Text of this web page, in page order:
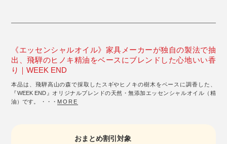
《エッセンシャルオイル》家具メーカーが独自の製法で抽
出、飛騨のヒノキ精油をベースにブレンドした心地いい香
り｜WEEK END
本品は、飛騨高山の森で採取したスギやヒノキの樹木をベースに調香した、
『WEEK END』オリジナルブレンドの天然・無添加エッセンシャルオイル（精
油）です。 ・・・ MORE
おまとめ割引対象